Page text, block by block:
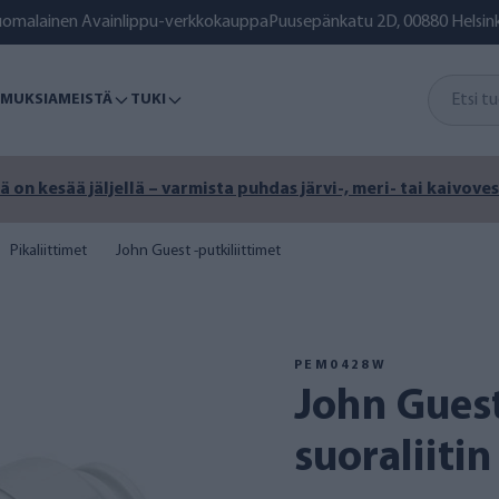
Avainlippu-verkkokauppa Puusepänkatu 2D, 00880
MEISTÄ TUKI
on kesää jäljellä – varmista puhdas järvi-, meri- tai
Pikaliittimet John Guest -putkiliittimet
PEM0428W
John Guest 28 mm
suoraliitin